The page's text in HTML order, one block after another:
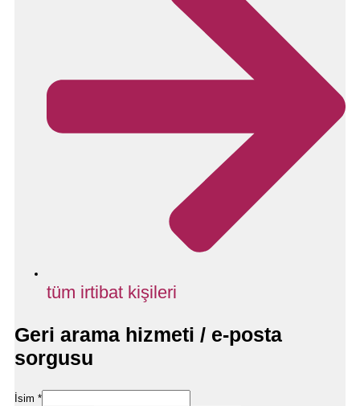
tüm irtibat kişileri
Geri arama hizmeti / e-posta
sorgusu
İsim *